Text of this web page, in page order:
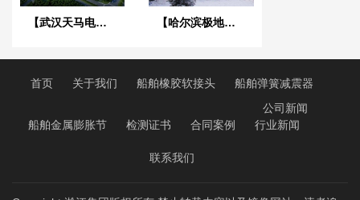
【武汉天马电子新型显示产业中心】废水系统橡胶接头合同 【哈尔滨极地馆项目】DE橡胶接头合同
首页 关于我们 船舶橡胶软接头 船舶弹簧减震器
船舶金属膨胀节 检测证书 合同案例
公司新闻
行业新闻
联系我们